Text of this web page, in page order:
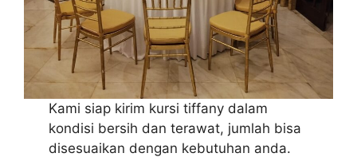
Kami siap kirim kursi tiffany dalam
kondisi bersih dan terawat, jumlah bisa
disesuaikan dengan kebutuhan anda.